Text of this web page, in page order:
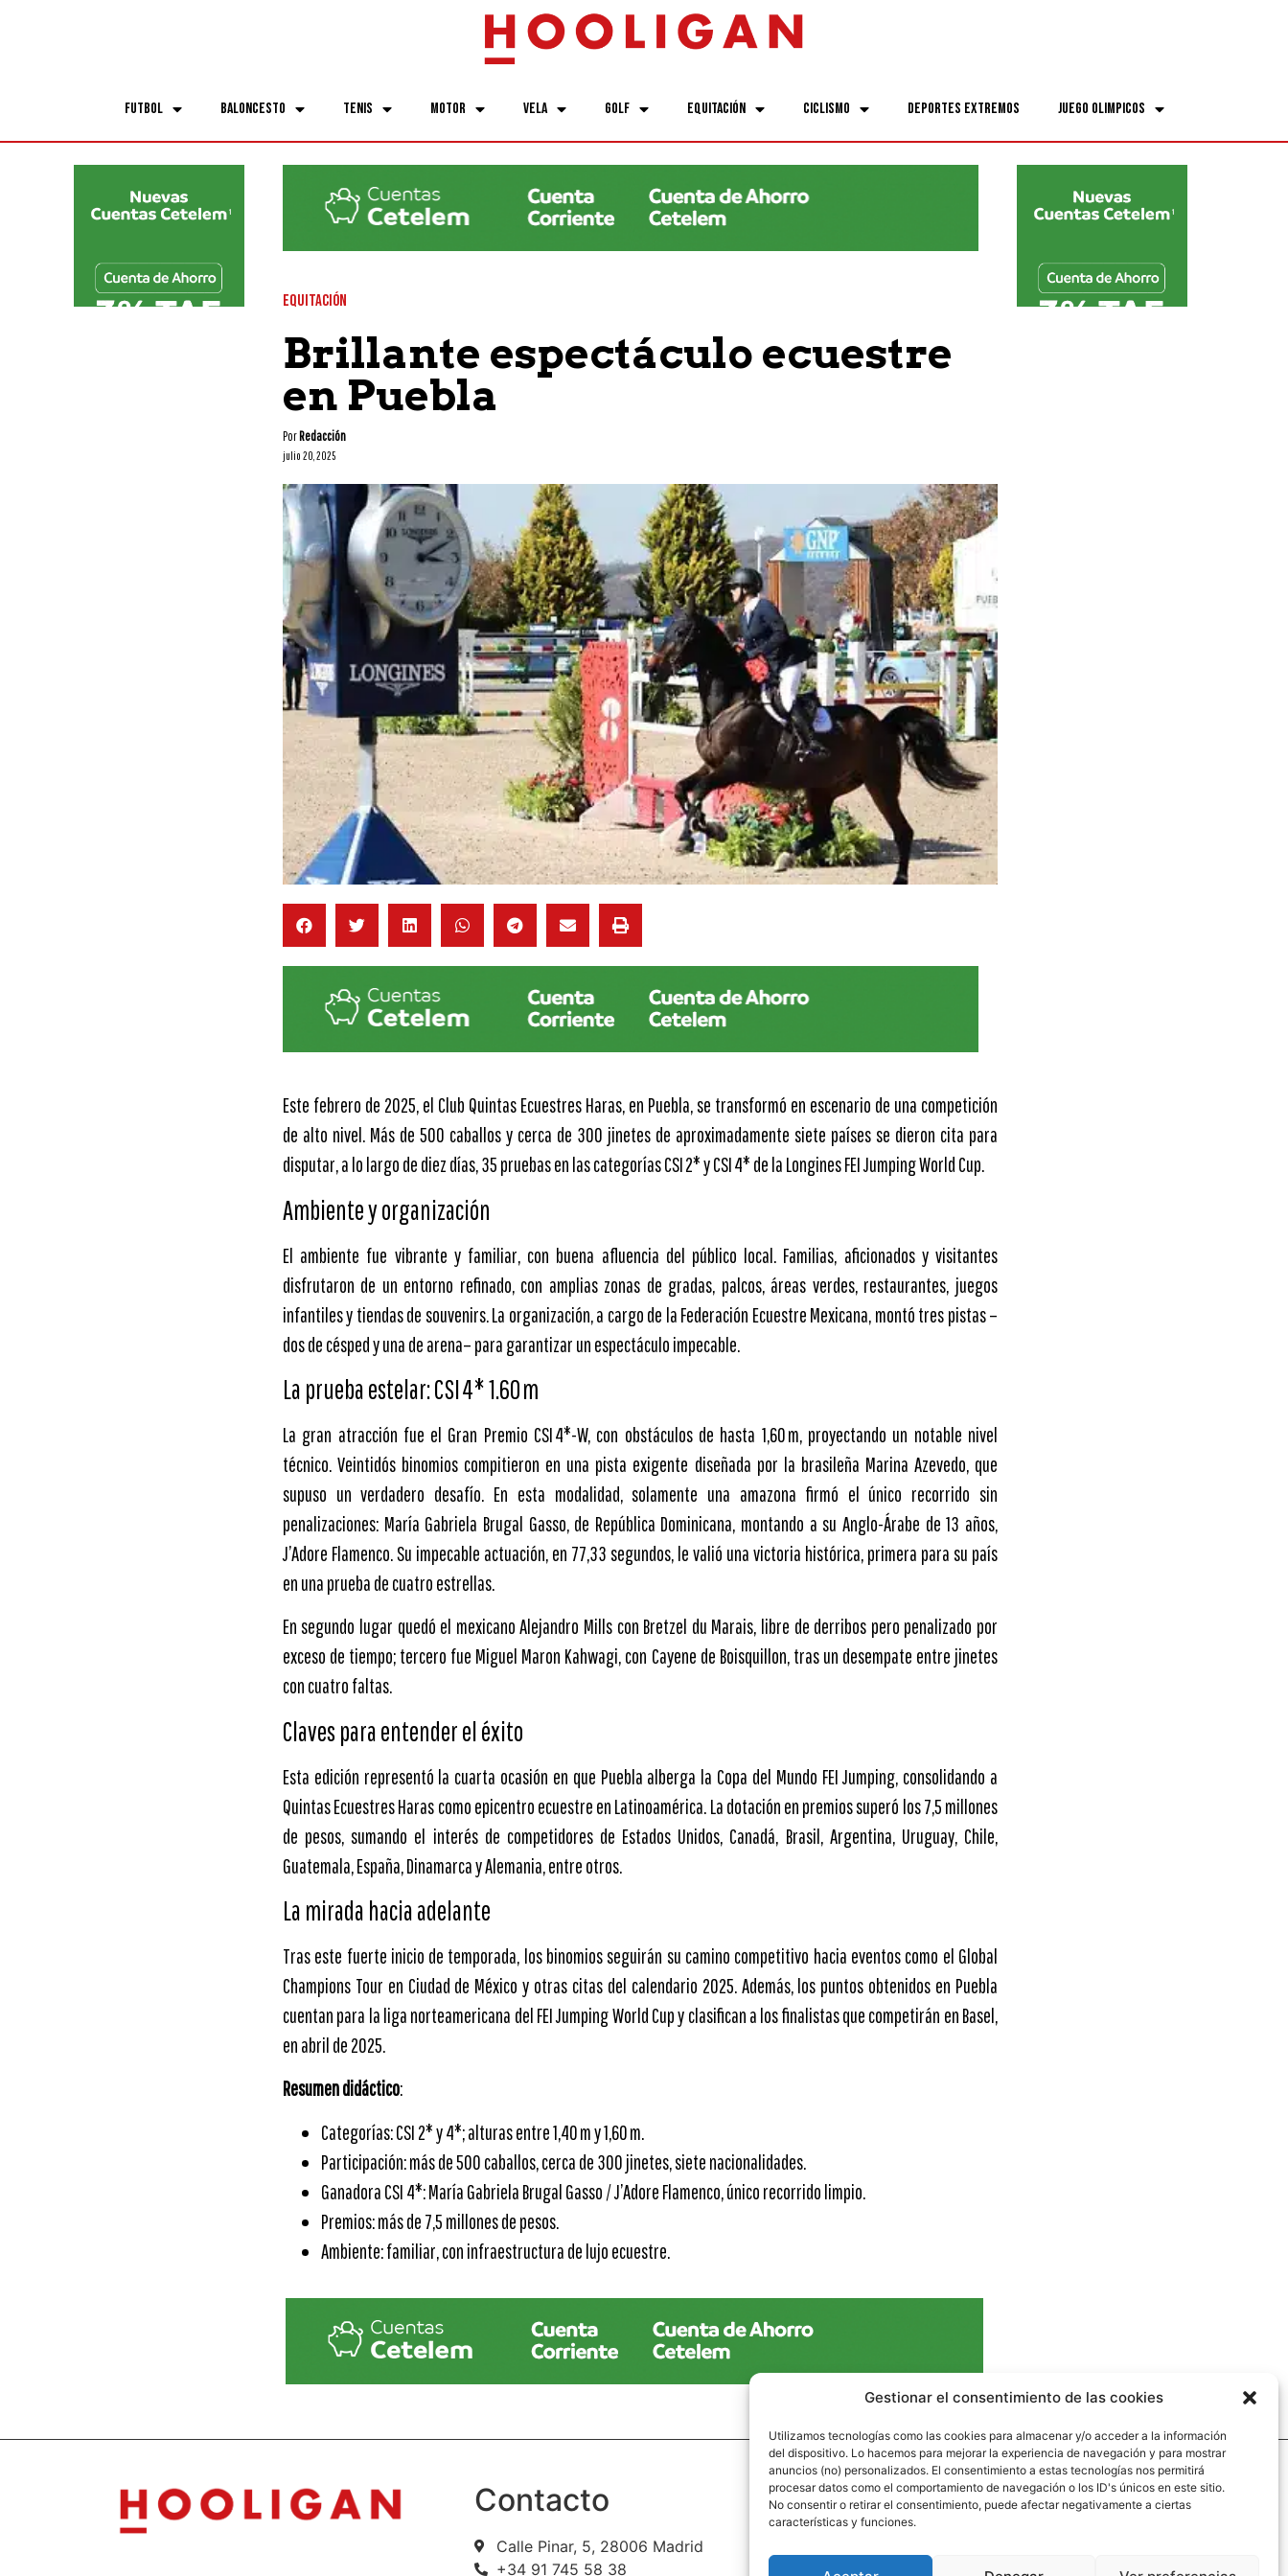
Gestionar el consentimiento de las cookies
Utilizamos tecnologías como las cookies para almacenar y/o acceder a la información
del dispositivo. Lo hacemos para mejorar la experiencia de navegación y para mostrar
anuncios (no) personalizados. El consentimiento a estas tecnologías nos permitirá
procesar datos como el comportamiento de navegación o los ID's únicos en este sitio.
No consentir o retirar el consentimiento, puede afectar negativamente a ciertas
características y funciones.
Futbol Baloncesto Tenis Motor Vela Golf Equitación Ciclismo Deportes Extremos Juego Olimpicos
EQUITACIÓN
Brillante espectáculo ecuestre
en Puebla
PorRedacción
julio 20, 2025
Este febrero de 2025, el Club Quintas Ecuestres Haras, en Puebla, se transformó en escenario de una competición
de alto nivel. Más de 500 caballos y cerca de 300 jinetes de aproximadamente siete países se dieron cita para
disputar, a lo largo de diez días, 35 pruebas en las categorías CSI 2* y CSI 4* de la Longines FEI Jumping World Cup.
Ambiente y organización
El ambiente fue vibrante y familiar, con buena afluencia del público local. Familias, aficionados y visitantes
disfrutaron de un entorno refinado, con amplias zonas de gradas, palcos, áreas verdes, restaurantes, juegos
infantiles y tiendas de souvenirs. La organización, a cargo de la Federación Ecuestre Mexicana, montó tres pistas –
dos de césped y una de arena– para garantizar un espectáculo impecable.
La prueba estelar: CSI 4* 1.60 m
La gran atracción fue el Gran Premio CSI 4*-W, con obstáculos de hasta 1,60 m, proyectando un notable nivel
técnico. Veintidós binomios compitieron en una pista exigente diseñada por la brasileña Marina Azevedo, que
supuso un verdadero desafío. En esta modalidad, solamente una amazona firmó el único recorrido sin
penalizaciones: María Gabriela Brugal Gasso, de República Dominicana, montando a su Anglo-Árabe de 13 años,
J’Adore Flamenco. Su impecable actuación, en 77,33 segundos, le valió una victoria histórica, primera para su país
en una prueba de cuatro estrellas.
En segundo lugar quedó el mexicano Alejandro Mills con Bretzel du Marais, libre de derribos pero penalizado por
exceso de tiempo; tercero fue Miguel Maron Kahwagi, con Cayene de Boisquillon, tras un desempate entre jinetes
con cuatro faltas.
Claves para entender el éxito
Esta edición representó la cuarta ocasión en que Puebla alberga la Copa del Mundo FEI Jumping, consolidando a
Quintas Ecuestres Haras como epicentro ecuestre en Latinoamérica. La dotación en premios superó los 7,5 millones
de pesos, sumando el interés de competidores de Estados Unidos, Canadá, Brasil, Argentina, Uruguay, Chile,
Guatemala, España, Dinamarca y Alemania, entre otros.
La mirada hacia adelante
Tras este fuerte inicio de temporada, los binomios seguirán su camino competitivo hacia eventos como el Global
Champions Tour en Ciudad de México y otras citas del calendario 2025. Además, los puntos obtenidos en Puebla
cuentan para la liga norteamericana del FEI Jumping World Cup y clasifican a los finalistas que competirán en Basel,
en abril de 2025.
Resumen didáctico:
Categorías: CSI 2* y 4*; alturas entre 1,40 m y 1,60 m.
Participación: más de 500 caballos, cerca de 300 jinetes, siete nacionalidades.
Ganadora CSI 4*: María Gabriela Brugal Gasso / J’Adore Flamenco, único recorrido limpio.
Premios: más de 7,5 millones de pesos.
Ambiente: familiar, con infraestructura de lujo ecuestre.
Contacto
Calle Pinar, 5, 28006 Madrid
+34 91 745 58 38
Paginas legales
Politicas de privacidad